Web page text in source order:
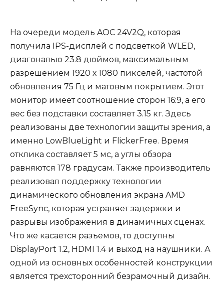
На очереди модель AOC 24V2Q, которая
получила IPS-дисплей с подсветкой WLED,
диагональю 23.8 дюймов, максимальным
разрешением 1920 х 1080 пикселей, частотой
обновления 75 Гц и матовым покрытием. Этот
монитор имеет соотношение сторон 16:9, а его
вес без подставки составляет 3.15 кг. Здесь
реализованы две технологии защиты зрения, а
именно LowBlueLight и FlickerFree. Время
отклика составляет 5 мс, а углы обзора
равняются 178 градусам. Также производитель
реализовал поддержку технологии
динамического обновления экрана AMD
FreeSync, которая устраняет задержки и
разрывы изображения в динамичных сценах.
Что же касается разъемов, то доступны
DisplayPort 1.2, HDMI 1.4 и выход на наушники. А
одной из основных особенностей конструкции
является трехсторонний безрамочный дизайн.